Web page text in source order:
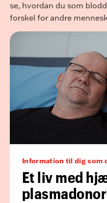
se, hvordan du som
forskel for andre
Information til dig som
Et liv med